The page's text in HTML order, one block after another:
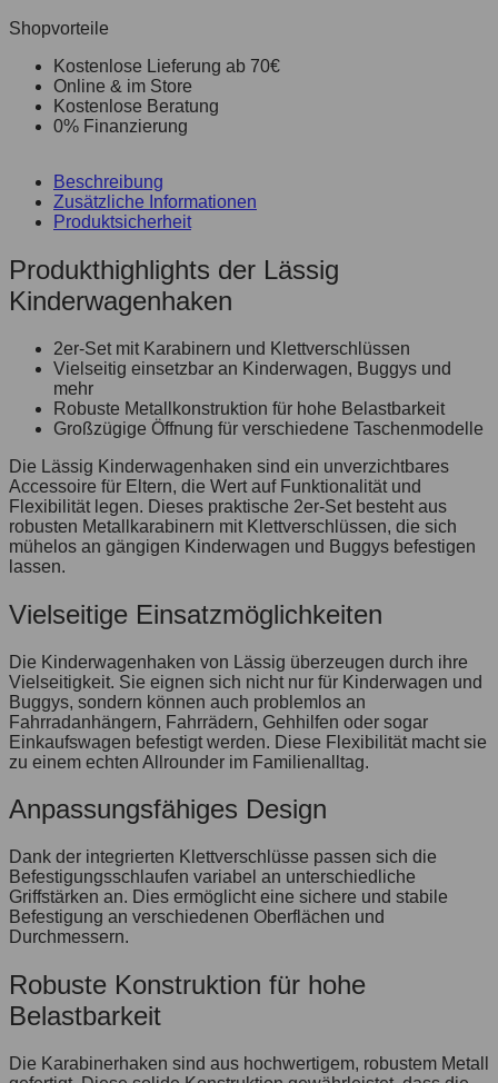
Shopvorteile
Kostenlose Lieferung ab 70€
Online & im Store
Kostenlose Beratung
0% Finanzierung
Beschreibung
Zusätzliche Informationen
Produktsicherheit
Produkthighlights der Lässig
Kinderwagenhaken
2er-Set mit Karabinern und Klettverschlüssen
Vielseitig einsetzbar an Kinderwagen, Buggys und
mehr
Robuste Metallkonstruktion für hohe Belastbarkeit
Großzügige Öffnung für verschiedene Taschenmodelle
Die Lässig Kinderwagenhaken sind ein unverzichtbares
Accessoire für Eltern, die Wert auf Funktionalität und
Flexibilität legen. Dieses praktische 2er-Set besteht aus
robusten Metallkarabinern mit Klettverschlüssen, die sich
mühelos an gängigen Kinderwagen und Buggys befestigen
lassen.
Vielseitige Einsatzmöglichkeiten
Die Kinderwagenhaken von Lässig überzeugen durch ihre
Vielseitigkeit. Sie eignen sich nicht nur für Kinderwagen und
Buggys, sondern können auch problemlos an
Fahrradanhängern, Fahrrädern, Gehhilfen oder sogar
Einkaufswagen befestigt werden. Diese Flexibilität macht sie
zu einem echten Allrounder im Familienalltag.
Anpassungsfähiges Design
Dank der integrierten Klettverschlüsse passen sich die
Befestigungsschlaufen variabel an unterschiedliche
Griffstärken an. Dies ermöglicht eine sichere und stabile
Befestigung an verschiedenen Oberflächen und
Durchmessern.
Robuste Konstruktion für hohe
Belastbarkeit
Die Karabinerhaken sind aus hochwertigem, robustem Metall